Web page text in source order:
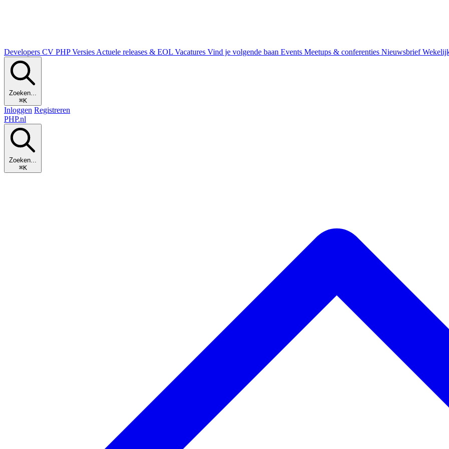
Developers CV PHP Versies Actuele releases & EOL Vacatures Vind je volgende baan Events Meetups & conferenties Nieuwsbrief
Zoeken...
⌘K
Inloggen Registreren
PHP.nl
Zoeken...
⌘K